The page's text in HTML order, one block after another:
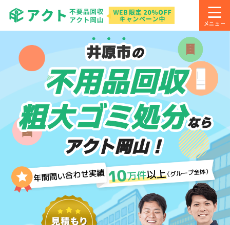
井原市の
不用品回収
粗大ゴミ処分なら
アクト岡山！